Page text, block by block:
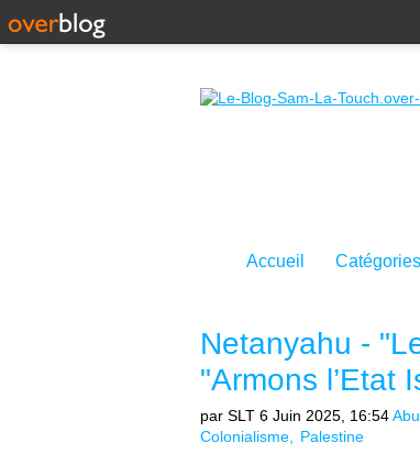
Accueil Catégories
Netanyahu -
"Armons l’Etat
par SLT 6 Juin 2025, 16:54
Colonialisme
Palestine